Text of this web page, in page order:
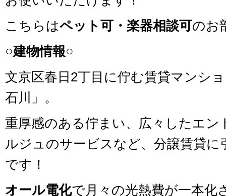
こちらはペット可・楽器相談可のお
○建物情報○
文京区春日2丁目に佇む賃貸マンシ
石川」。
重厚感のある佇まい、広々したエ
ルジュのサービスなど、分譲賃貸に
です！
オール電化で月々の光熱費が一本化